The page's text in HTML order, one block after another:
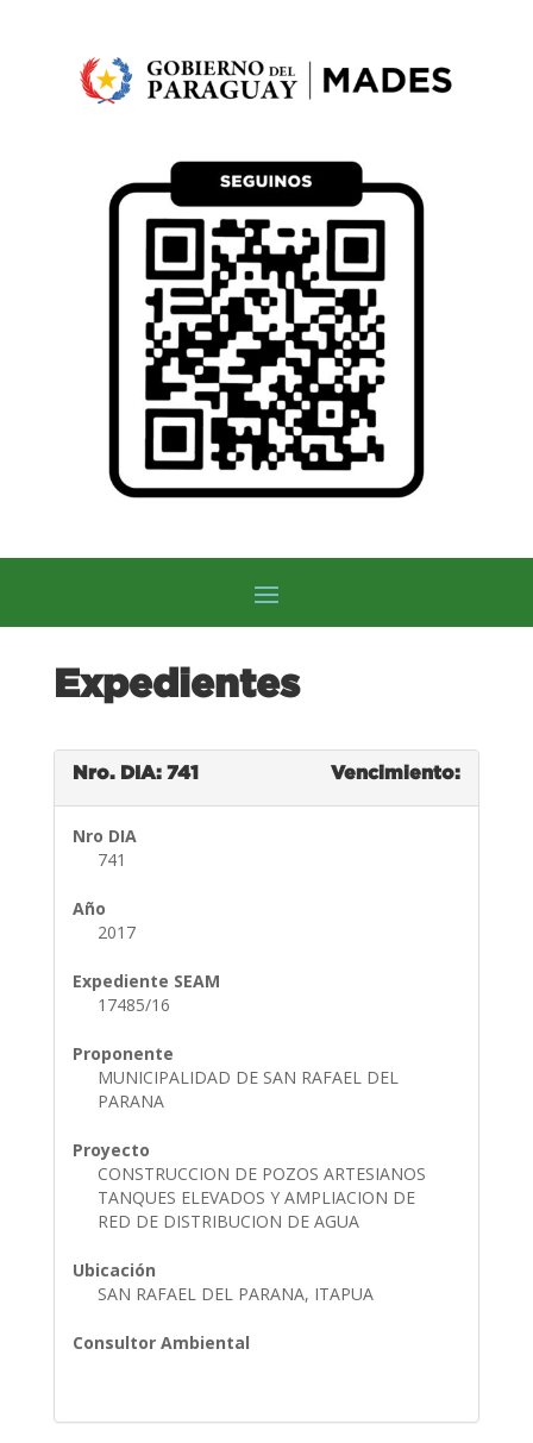
Expedientes
Nro. DIA: 741 Vencimiento:
Nro DIA
741
Año
2017
Expediente SEAM
17485/16
Proponente
MUNICIPALIDAD DE SAN RAFAEL DEL
PARANA
Proyecto
CONSTRUCCION DE POZOS ARTESIANOS
TANQUES ELEVADOS Y AMPLIACION DE
RED DE DISTRIBUCION DE AGUA
Ubicación
SAN RAFAEL DEL PARANA, ITAPUA
Consultor Ambiental